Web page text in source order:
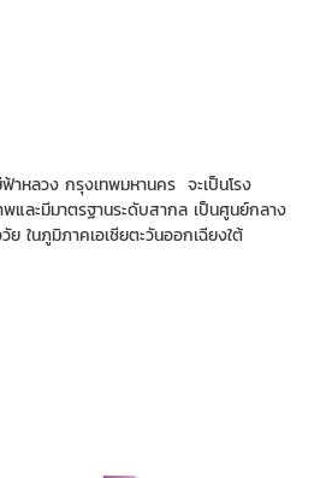
าหลวง กรุงเทพมหานคร จะเป็นโรง
และมีมาตรฐานระดับสากล เป็นศูนย์กลาง
ย ในภูมิภาคเอเชียตะวันออกเฉียงใต้